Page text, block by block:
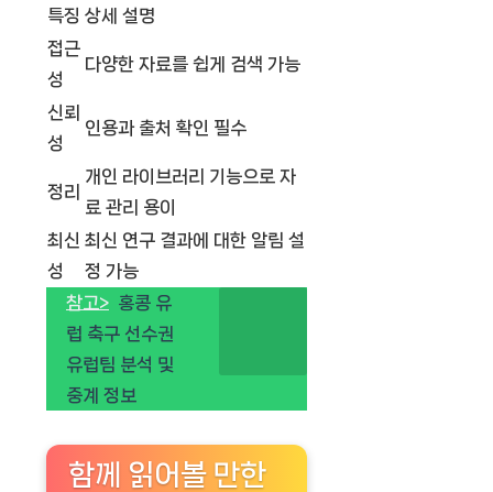
특징 상세 설명
접근
성
다양한 자료를 쉽게 검색 가능
신뢰
성
인용과 출처 확인 필수
정리
개인 라이브러리 기능으로 자
료 관리 용이
최신
성
최신 연구 결과에 대한 알림 설
정 가능
참고> 홍콩 유
럽 축구 선수권
유럽팀 분석 및
중계 정보
함께 읽어볼 만한